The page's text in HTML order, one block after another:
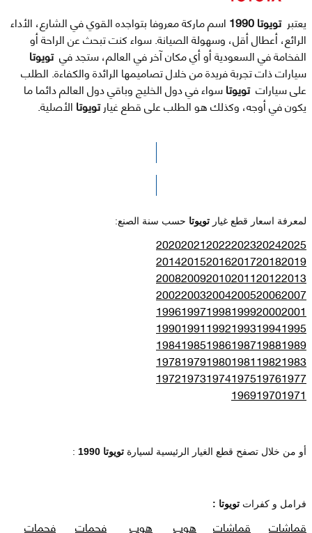
يعتبرتويوتا 1990
اسم ماركة معروفا بتواجده القوي في الشارع، الأداء
الرائع، أعطال أقل، وسهولة الصيانة. سواء كنت تبحث عن الراحة أو
الفخامة في السعودية أو أي مكان آخر في العالم، ستجد فيتويوتا
سيارات ذات تجربة فريدة من خلال تصاميمها الرائدة والكفاءة. الطلب
على سياراتتويوتاسواء في دول الخليج وباقي دول العالم دائما ما
يكون في أوجه، وكذلك هو الطلب على قطع غيارتويوتا الأصلية.
الرجاء الضغط هنا للوصول لصفحة البحث
لمعرفة اسعار قطع غيار تويوتا حسب سنة الصنع:
2025
2024
2023
2022
2021
2020
2019
2018
2017
2016
2015
2014
2013
2012
2011
2010
2009
2008
2007
2006
2005
2004
2003
2002
2001
2000
1999
1998
1997
1996
1995
1994
1993
1992
1991
1990
1989
1988
1987
1986
1985
1984
1983
1982
1981
1980
1979
1978
1977
1976
1975
1974
1973
1972
1971
1970
1969
أو من خلال تصفح قطع الغيار الرئيسية لسيارة تويوتا 1990 :
فرامل و كفرات تويوتا :
قماشات
قماشات
هوب
هوب
فحمات
فحمات